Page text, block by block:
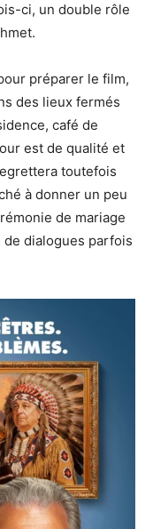
ci, un double rôle
préparer le film,
des lieux fermés
café de
est de qualité et
toutefois
à donner un peu
de mariage
dialogues parfois